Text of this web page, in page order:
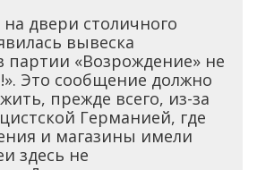
двери столичного
вывеска
партии «Возрождение» не
Это сообщение должно
прежде всего, из-за
Германией, где
и магазины имели
здесь не